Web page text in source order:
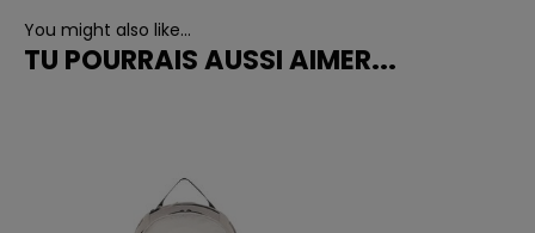
You might also like...
TU POURRAIS AUSSI AIMER...